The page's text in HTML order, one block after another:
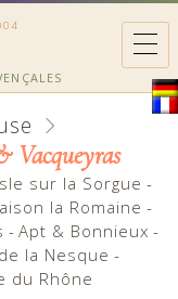
Vacqueyras
sur la Sorgue -
la Romaine -
-Apt & Bonnieux -
la Nesque -
du Rhône